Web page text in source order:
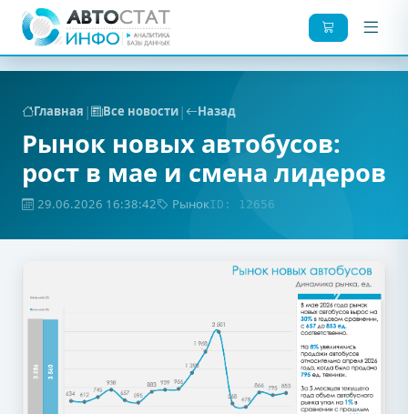
Главная | Все новости| Назад
Рынок новых автобусов:
рост в мае и смена лидеров
29.06.2026 16:38:42 РынокID: 12656